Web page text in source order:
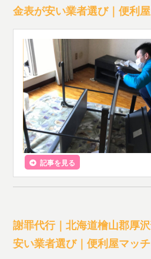
金表が安い業者選び｜便利
記事を見る
謝罪代行｜北海道檜山郡厚
安い業者選び｜便利屋マッ